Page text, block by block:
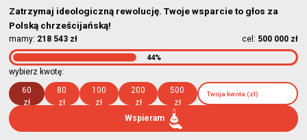
Zatrzymaj ideologiczną rewolucję. Twoje wsparcie to głos za
Polską chrześcijańską!
mamy: 218 543 zł cel: 500 000 zł
44%
wybierz kwotę:
60
zł
80
zł
100
zł
200
zł
500
zł
Wspieram